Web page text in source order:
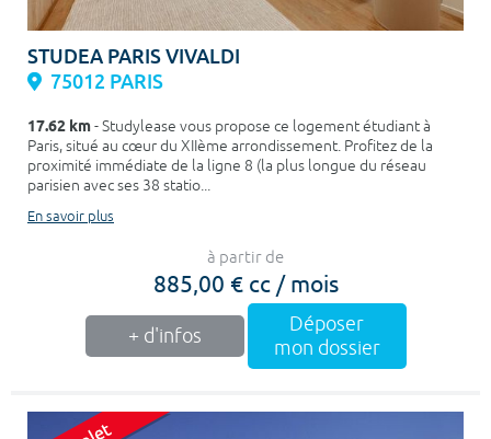
STUDEA PARIS VIVALDI
75012 PARIS
17.62 km- Studylease vous propose ce logement étudiant à
Paris, situé au cœur du XIIème arrondissement. Profitez de la
proximité immédiate de la ligne 8 (la plus longue du réseau
parisien avec ses 38 statio...
En savoir plus
à partir de
885,00 € cc / mois
+ d'infos
Déposer
mon dossier